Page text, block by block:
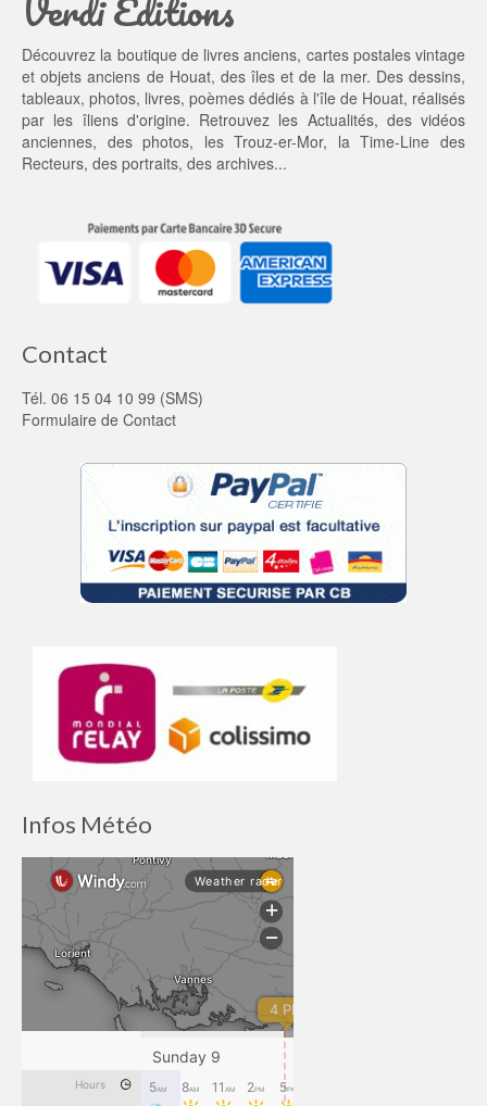
t :
0,
0
0 €.
Découvrez la boutique de livres anciens, cartes postales vintage
et objets anciens de Houat, des îles et de la mer. Des dessins,
tableaux, photos, livres, poèmes dédiés à l'île de Houat, réalisés
par les îliens d'origine. Retrouvez les Actualités, des vidéos
anciennes, desphotos, lesTrouz-er-Mor, laTime-Line des
Recteurs, des portraits, des archives...
Contact
Tél. 06 15 04 10 99 (SMS)
Formulaire de Contact
Infos Météo